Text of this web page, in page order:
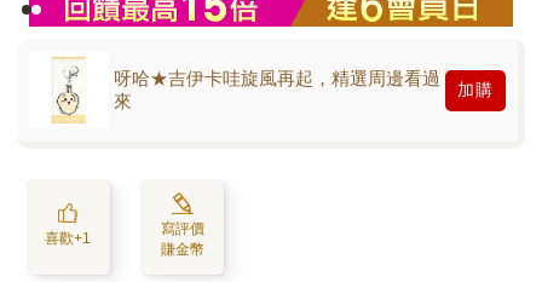
呀哈★吉伊卡哇旋風再起，精選周邊看過
來
加購
喜歡+1
寫評價
賺金幣